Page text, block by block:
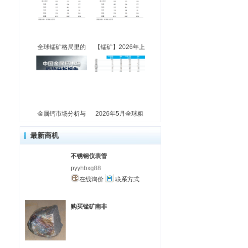
全球锰矿格局里的 【锰矿】2026年上
金属钙市场分析与 2026年5月全球粗
最新商机
不锈钢仪表管
pyyhbxg88
在线询价
联系方式
购买锰矿南非